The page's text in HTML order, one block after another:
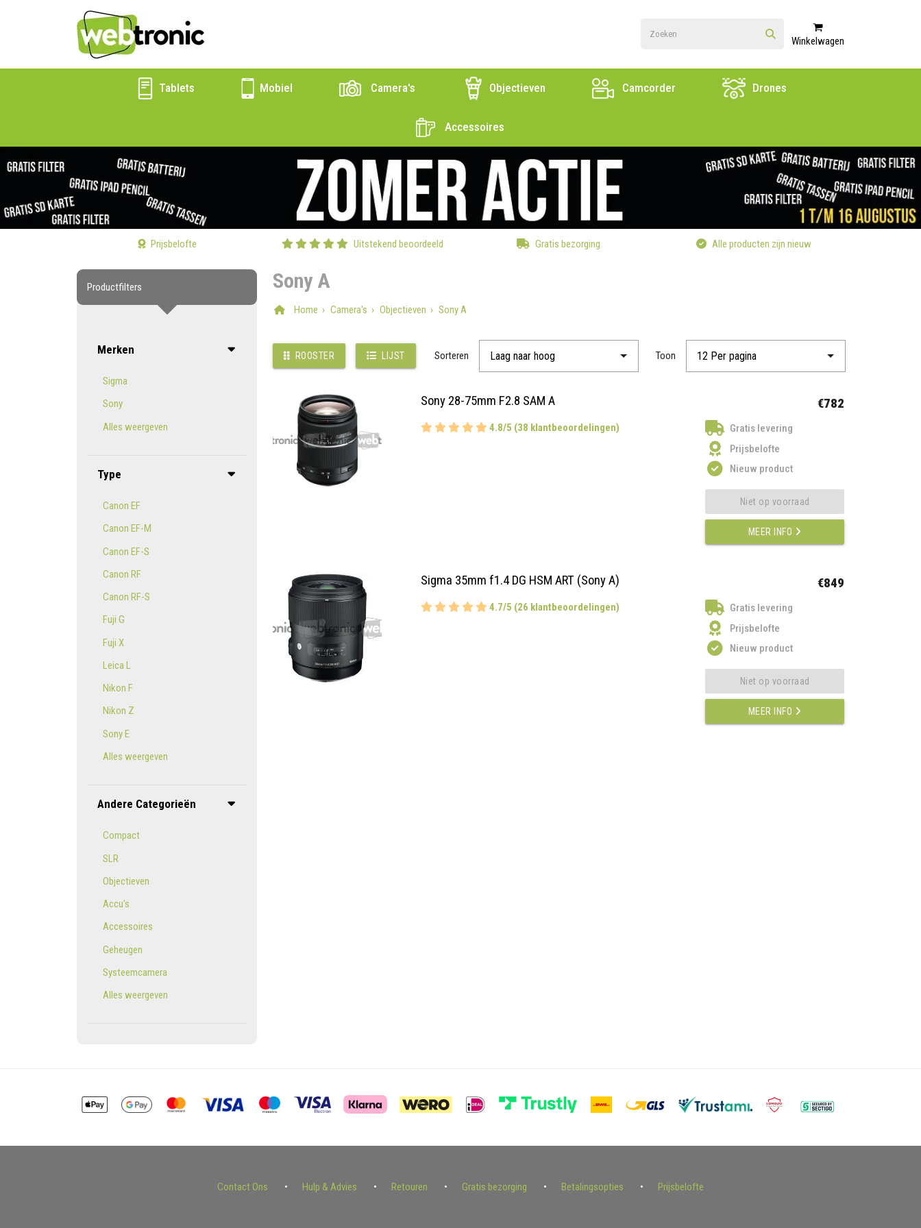
Winkelwagen
Tablets Mobiel Camera's Objectieven Camcorder Drones
Accessoires
Prijsbelofte Uitstekend beoordeeld Gratis bezorging Alle producten zijn nieuw
Productfilters
Merken
Sigma
Sony
Alles weergeven
Type
Canon EF
Canon EF-M
Canon EF-S
Canon RF
Canon RF-S
Fuji G
Fuji X
Leica L
Nikon F
Nikon Z
Sony E
Alles weergeven
Andere Categorieën
Compact
SLR
Objectieven
Accu's
Accessoires
Geheugen
Systeemcamera
Alles weergeven
Sony A
Home Camera's Objectieven Sony A
ROOSTER LIJST Sorteren Toon
Sony 28-75mm F2.8 SAM A
4.8/5 (38 klantbeoordelingen)
€782
Gratis levering
Prijsbelofte
Nieuw product
Niet op voorraad
MEER INFO
Sigma 35mm f1.4 DG HSM ART (Sony A)
4.7/5 (26 klantbeoordelingen)
€849
Gratis levering
Prijsbelofte
Nieuw product
Niet op voorraad
MEER INFO
Contact Ons Hulp & Advies Retouren Gratis bezorging Betalingsopties Prijsbelofte